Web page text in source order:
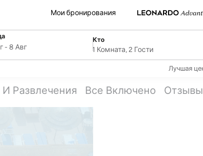
Мои бронирования
- 8 Авг
Кто
Username
1 Комната, 2 Гости
Лучшая
Развлечения Все Включено Отзывы